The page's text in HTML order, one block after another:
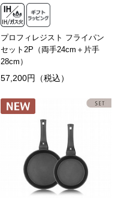
プロフィレジスト フライパン
セット2P（両手24cm＋片手
28cm）
57,200円（税込）